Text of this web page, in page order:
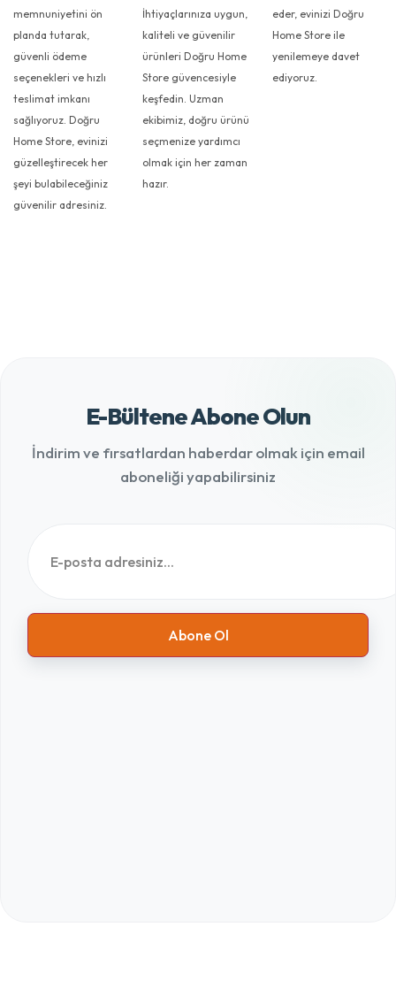
memnuniyetini ön
planda tutarak,
güvenli ödeme
seçenekleri ve hızlı
teslimat imkanı
sağlıyoruz. Doğru
Home Store, evinizi
güzelleştirecek her
şeyi bulabileceğiniz
güvenilir adresiniz.
İhtiyaçlarınıza uygun,
kaliteli ve güvenilir
ürünleri Doğru Home
Store güvencesiyle
keşfedin. Uzman
ekibimiz, doğru ürünü
seçmenize yardımcı
olmak için her zaman
hazır.
eder, evinizi Doğru
Home Store ile
yenilemeye davet
ediyoruz.
E-Bültene Abone Olun
İndirim ve fırsatlardan haberdar olmak için email
aboneliği yapabilirsiniz
Abone Ol